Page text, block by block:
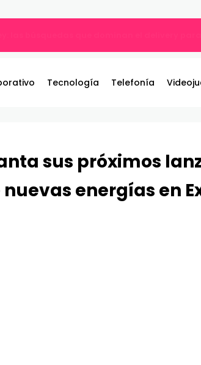
Tecnología Telefonía
sus próximos
energías en